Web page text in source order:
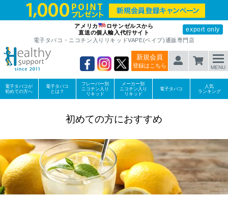
アメリカ
ロサンゼルスから
直送の個人輸入代行サイト
export only
電子タバコ・ニコチン入りリキッドVAPE(ベイプ)通販専門店
新規会員
登録はこちら MENU
電子タバコが
初めての方へ
電子タバコ
とは？
フレーバー別
ニコチン入り
リキッド
メーカー別
ニコチン入り
リキッド
電子タバコ
人気
ランキング
初めての方におすすめ